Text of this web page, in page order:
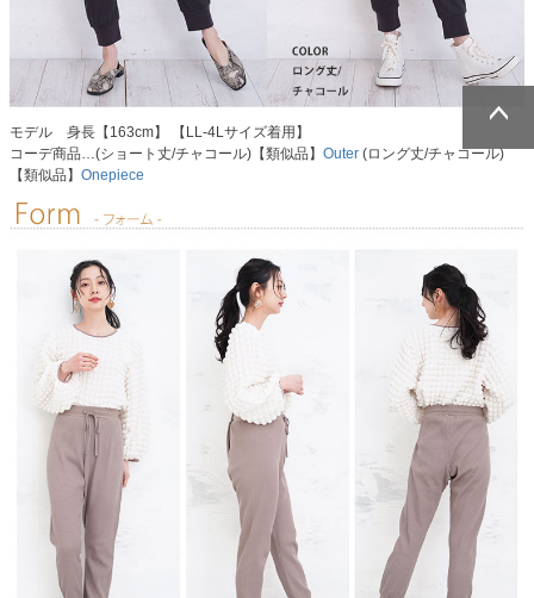
モデル 身長【163cm】 【LL-4Lサイズ着用】
コーデ商品…(ショート丈/チャコール)【類似品】 Outer (ロング丈/チャコール)
【類似品】 Onepiece
ページトッ
ページトッ